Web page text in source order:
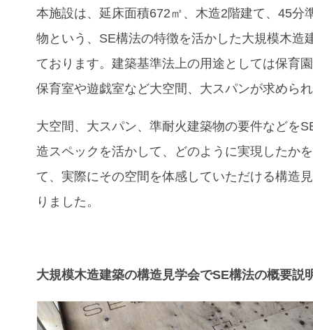
本施設は、延床面積672 ㎡、木造2階建て、45分
物という、 SE構法の特徴を活かした大規模木造
ております。建築基準法上の用途としては保育
保育室や遊戯室など大空間、大スパンが求めら
大空間、大スパン、準耐火建築物の要件などを
造スペックを活かして、どのように実現したか
て、実際にその空間を体感していただける構造
りました。
大規模木造建築の構造見学会でSE構法の概要説